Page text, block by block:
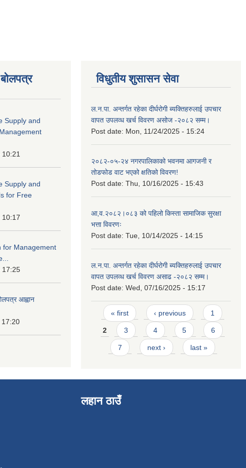
Supply and
Supply and
for Free
10:17
for Management
17:25
आह्वान
17:20
विधुतीय शुसासन सेवा
ल.न.पा. अन्तर्गत रहेका दीर्घरोगी ब्यक्तिहरुलाई उपचार
वापत उपलव्ध खर्च विवरण असोज -२०८२ सम्म।
Post date: Mon, 11/24/2025 - 15:24
२०८२-०५-२४ नगरपालिकाको भवनमा आगजनी र
तोडफोड वाट भएको क्षतिको विवरण!
Post date: Thu, 10/16/2025 - 15:43
आ,व.२०८२।०८३ को पहिलो किस्ता सामाजिक सुरक्षा
भत्ता विवरणः
Post date: Tue, 10/14/2025 - 14:15
ल.न.पा. अन्तर्गत रहेका दीर्घरोगी ब्यक्तिहरुलाई उपचार
वापत उपलव्ध खर्च विवरण असाढ -२०८२ सम्म।
Post date: Wed, 07/16/2025 - 15:17
Pages
« first ‹ previous 1
2 3 4 5 6
7 next › last »
लहान ठाउँ